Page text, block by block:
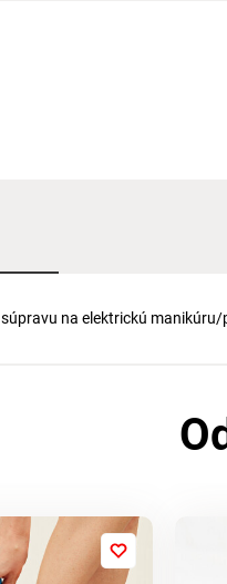
na elektrickú manikúru/